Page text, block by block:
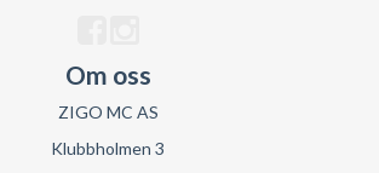
Om oss
ZIGO MC AS
Klubbholmen 3